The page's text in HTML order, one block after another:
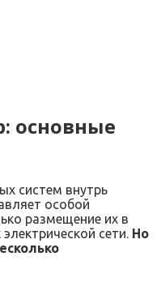
основные
систем внутрь
особой
размещение их в
сети. Но